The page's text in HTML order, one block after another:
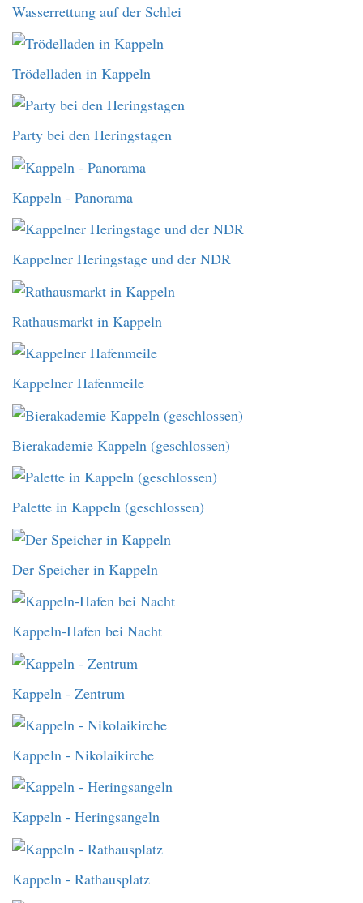
Wasserrettung auf der Schlei
Trödelladen in Kappeln
Party bei den Heringstagen
Kappeln - Panorama
Kappelner Heringstage und der NDR
Rathausmarkt in Kappeln
Kappelner Hafenmeile
Bierakademie Kappeln (geschlossen)
Palette in Kappeln (geschlossen)
Der Speicher in Kappeln
Kappeln-Hafen bei Nacht
Kappeln - Zentrum
Kappeln - Nikolaikirche
Kappeln - Heringsangeln
Kappeln - Rathausplatz